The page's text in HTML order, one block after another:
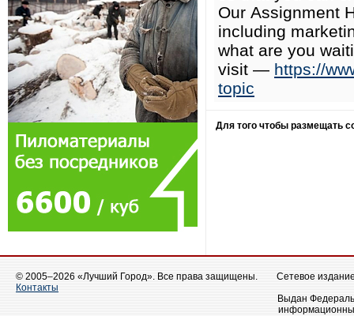
Our Assignment
including
what are you
visit — https://
topic
Для того чтобы размещать
© 2005–2026 «Лучший Город». Все права защищены.
Контакты
Сетевое
Выдан